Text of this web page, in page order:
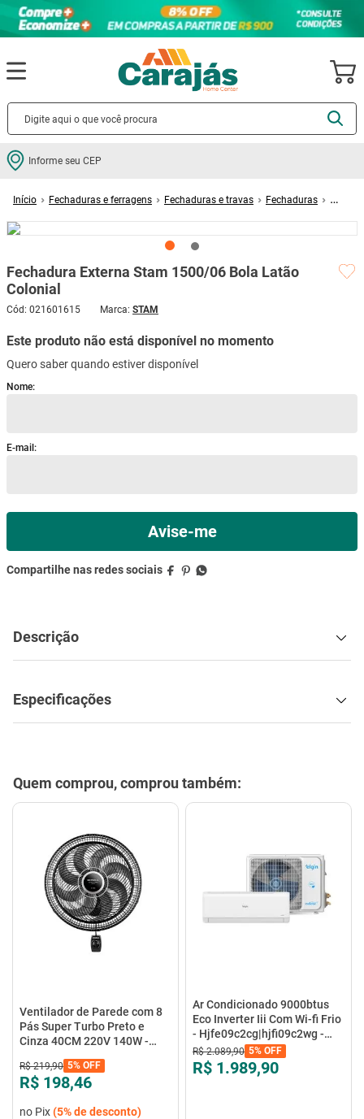
Informe seu CEP
Fechaduras e ferragens Fechaduras e travas
Fechaduras
Fechadura Externa Stam 1500/06 Bola Latão
Colonial
Cód: 021601615 STAM
Este produto não está disponível no momento
Quero saber quando estiver disponível
Descrição
Especificações
Quem comprou, comprou também:
Ventilador de Parede com 8
Pás Super Turbo Preto e
Cinza 40CM 220V 140W -
R$ 219,90 5% OFF
R$ 198,46
no Pix(5%de desconto)
Ar Condicionado 9000btus
Eco Inverter Iii Com Wi-fi Frio
- Hjfe09c2cg|hjfi09c2wg -
Elgin
R$ 2.089,90 5% OFF
R$ 1.989,90
Termos mais buscados
2º porcelanato
5 porta
6º vaso sanitário
cadeira
9º